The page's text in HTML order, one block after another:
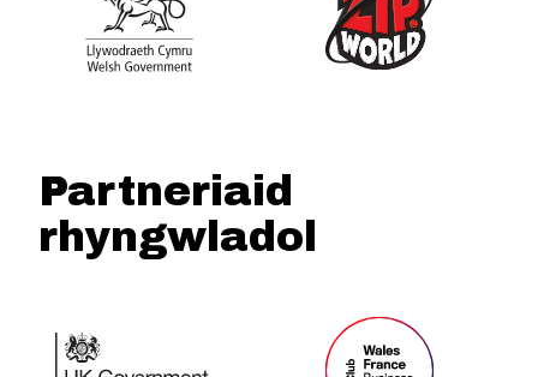
Partneriaid
rhyngwladol